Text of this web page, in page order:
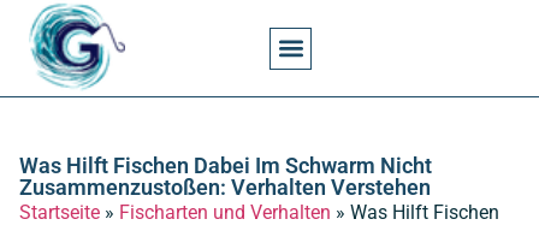
Was Hilft Fischen Dabei Im Schwarm Nicht
Zusammenzustoßen: Verhalten Verstehen
Startseite » Fischarten und Verhalten » Was Hilft Fischen